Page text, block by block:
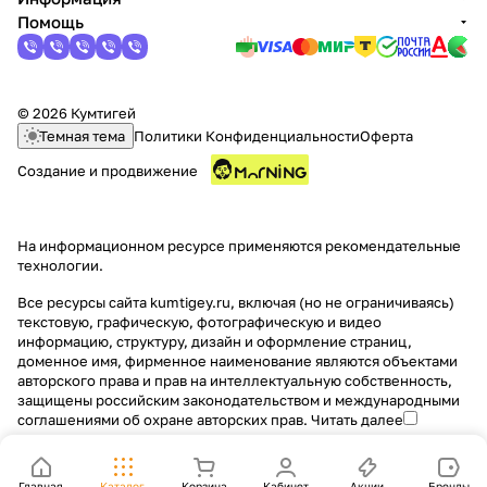
Помощь
© 2026 Кумтигей
Темная тема Политики КонфиденциальностиОферта
Создание и продвижение
На информационном ресурсе применяются рекомендательные
технологии.
Все ресурсы сайта kumtigey.ru, включая (но не ограничиваясь)
текстовую, графическую, фотографическую и видео
информацию, структуру, дизайн и оформление страниц,
доменное имя, фирменное наименование являются объектами
авторского права и прав на интеллектуальную собственность,
защищены российским законодательством и международными
соглашениями об охране авторских прав. Читать далее